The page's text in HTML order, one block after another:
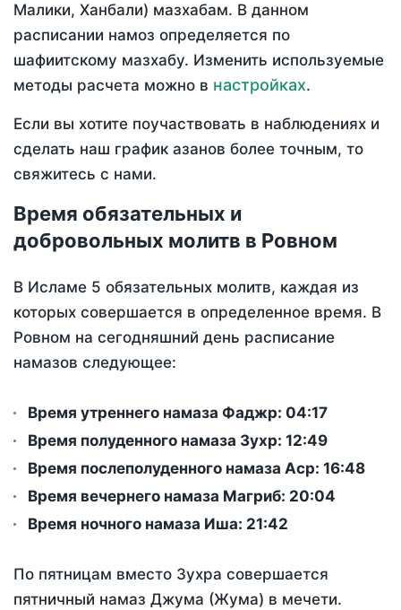
Малики, Ханбали) мазхабам. В данном
расписании намоз определяется по
шафиитскому мазхабу. Изменить используемые
методы расчета можно в настройках.
Если вы хотите поучаствовать в наблюдениях и
сделать наш график азанов более точным, то
свяжитесь с нами.
Время обязательных и
добровольных молитв в Ровном
В Исламе 5 обязательных молитв, каждая из
которых совершается в определенное время. В
Ровном на сегодняшний день расписание
намазов следующее:
Время утреннего намаза Фаджр: 04:17
Время полуденного намаза Зухр: 12:49
Время послеполуденного намаза Аср: 16:48
Время вечернего намаза Магриб: 20:04
Время ночного намаза Иша: 21:42
По пятницам вместо Зухра совершается
пятничный намаз Джума (Жума) в мечети.